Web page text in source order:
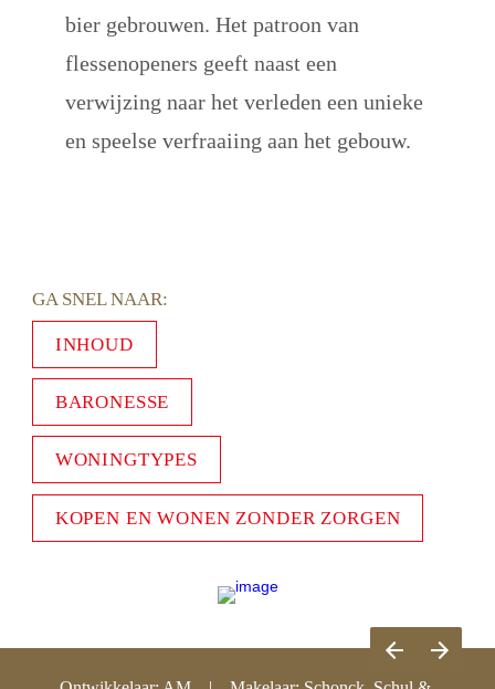
bier gebrouwen. Het patroon van
flessenopeners geeft naast een
verwijzing naar het verleden een unieke
en speelse verfraaiing aan het gebouw.
GA SNEL NAAR:
INHOUD
BARONESSE
WONINGTYPES
KOPEN EN WONEN ZONDER ZORGEN